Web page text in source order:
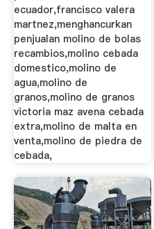
ecuador,francisco valera
martnez,menghancurkan
penjualan molino de bolas
recambios,molino cebada
domestico,molino de
agua,molino de
granos,molino de granos
victoria maz avena cebada
extra,molino de malta en
venta,molino de piedra de
cebada,